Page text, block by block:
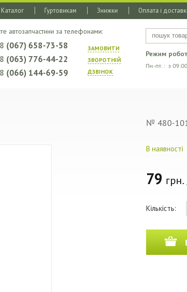
Гуртовикам Знижки Оплата і
Режим
Пн.-пт. : з
автозапчастини за телефонами:
ЗАМОВИТИ
ЗВОРОТНIЙ
ДЗВIНОК
(067) 658-73-58
(063) 776-44-22
(066) 144-69-59
№ 480-
В наявності
79 грн.
Кількість: